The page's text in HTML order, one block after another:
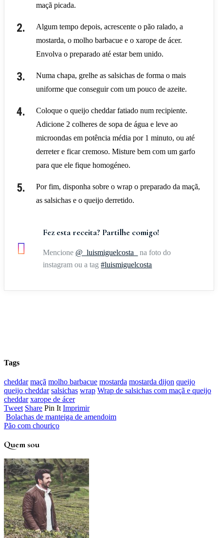
maçã picada.
Algum tempo depois, acrescente o pão ralado, a
mostarda, o molho barbacue e o xarope de ácer.
Envolva o preparado até estar bem unido.
Numa chapa, grelhe as salsichas de forma o mais
uniforme que conseguir com um pouco de azeite.
Coloque o queijo cheddar fatiado num recipiente.
Adicione 2 colheres de sopa de água e leve ao
microondas em potência média por 1 minuto, ou até
derreter e ficar cremoso. Misture bem com um garfo
para que ele fique homogéneo.
Por fim, disponha sobre o wrap o preparado da maçã,
as salsichas e o queijo derretido.
Fez esta receita? Partilhe comigo!
Mencione @_luismiguelcosta_
na foto do
instagram ou a tag#luismiguelcosta
Tags
cheddar maçã molho barbacue mostarda mostarda dijon queijo
queijo cheddar salsichas wrap Wrap de salsichas com maçã e queijo
cheddar xarope de ácer
Tweet Share Pin It Imprimir
Bolachas de manteiga de amendoim
Pão com chouriço
Quem sou